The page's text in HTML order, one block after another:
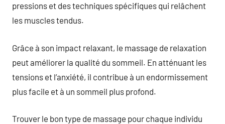
pressions et des techniques spécifiques qui relâchent
les muscles tendus.
Grâce à son impact relaxant, le massage de relaxation
peut améliorer la qualité du sommeil. En atténuant les
tensions et l’anxiété, il contribue à un endormissement
plus facile et à un sommeil plus profond.
Trouver le bon type de massage pour chaque individu